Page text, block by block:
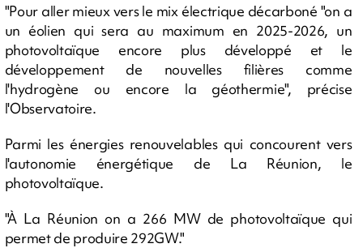
"Pour aller mieux vers le mix électrique décarboné "on a
un éolien qui sera au maximum en 2025-2026, un
photovoltaïque encore plus développé et le
développement de nouvelles filières comme
l'hydrogène ou encore la géothermie", précise
l'Observatoire.
Parmi les énergies renouvelables qui concourent vers
l'autonomie énergétique de La Réunion, le
photovoltaïque.
"À La Réunion on a 266 MW de photovoltaïque qui
permet de produire 292GW."